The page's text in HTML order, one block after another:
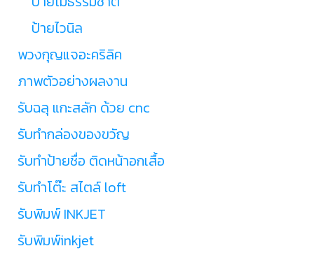
ป้ายไวนิล
พวงกุญแจอะคริลิค
ภาพตัวอย่างผลงาน
รับฉลุ แกะสลัก ด้วย cnc
รับทำกล่องของขวัญ
รับทำป้ายชื่อ ติดหน้าอกเสื้อ
รับทำโต๊ะ สไตล์ loft
รับพิมพ์ INKJET
รับพิมพ์inkjet